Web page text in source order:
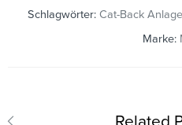
Schlagwörter: Cat-Back Anlage
Marke: